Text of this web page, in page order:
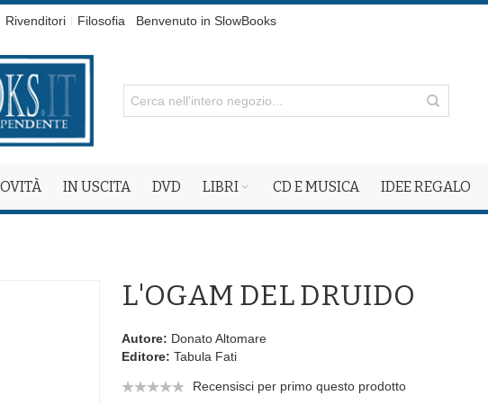
Rivenditori Filosofia Benvenuto in SlowBooks
IN USCITA DVD LIBRI CD E MUSICA IDEE REGALO
L'OGAM DEL DRUIDO
Autore: Donato Altomare
Editore: Tabula Fati
Recensisci per primo questo prodotto